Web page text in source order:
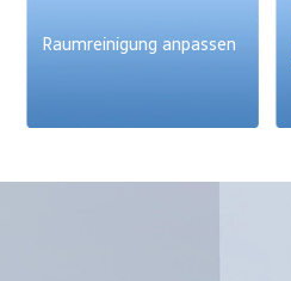
Raumreinigung anpassen